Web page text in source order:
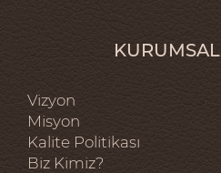
KURUMSAL
Vizyon
Misyon
Kalite Politikası
Biz Kimiz?